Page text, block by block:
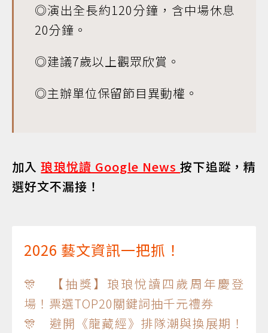
◎演出全長約120分鐘，含中場休息
20分鐘。
◎建議7歲以上觀眾欣賞。
◎主辦單位保留節目異動權。
加入琅琅悅讀 Google News按下追蹤，精
選好文不漏接！
2026 藝文資訊一把抓！
🎊 【抽獎】琅琅悅讀四歲周年慶登
場！票選TOP20關鍵詞抽千元禮券
🎊 避開《龍藏經》排隊潮與換展期！